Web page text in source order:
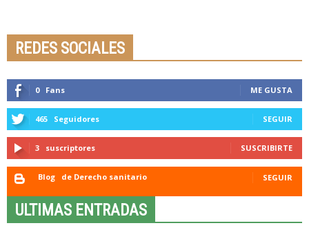
REDES SOCIALES
0 Fans ME GUSTA
465 Seguidores SEGUIR
3 suscriptores SUSCRIBIRTE
Blog de Derecho sanitario SEGUIR
ULTIMAS ENTRADAS